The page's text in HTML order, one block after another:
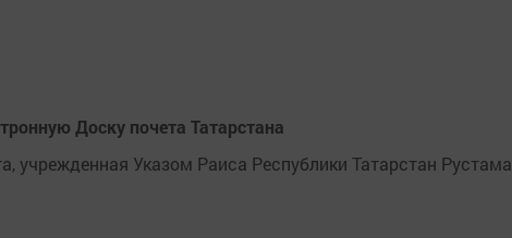
Доску почета Татарстана
учрежденная Указом Раиса Республики Татарстан Рустама